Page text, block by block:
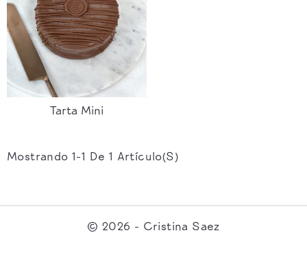
Tarta Mini
Mostrando 1-1 De 1 Artículo(s)
© 2026 - Cristina Saez